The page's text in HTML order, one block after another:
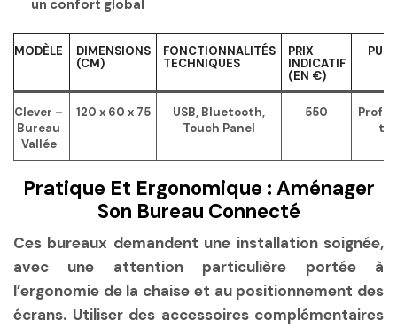
un confort global
MODÈLE
DIMENSIONS
(CM)
FONCTIONNALITÉS
TECHNIQUES
PRIX
INDICATIF
(EN €)
Clever –
Bureau
Vallée
120 x 60 x 75
USB, Bluetooth,
Touch Panel
550
Pratique Et Ergonomique : Aménager
Son Bureau Connecté
Ces bureaux demandent une installation soignée,
avec une attention particulière portée à
l’ergonomie de la chaise et au positionnement des
écrans. Utiliser des accessoires complémentaires